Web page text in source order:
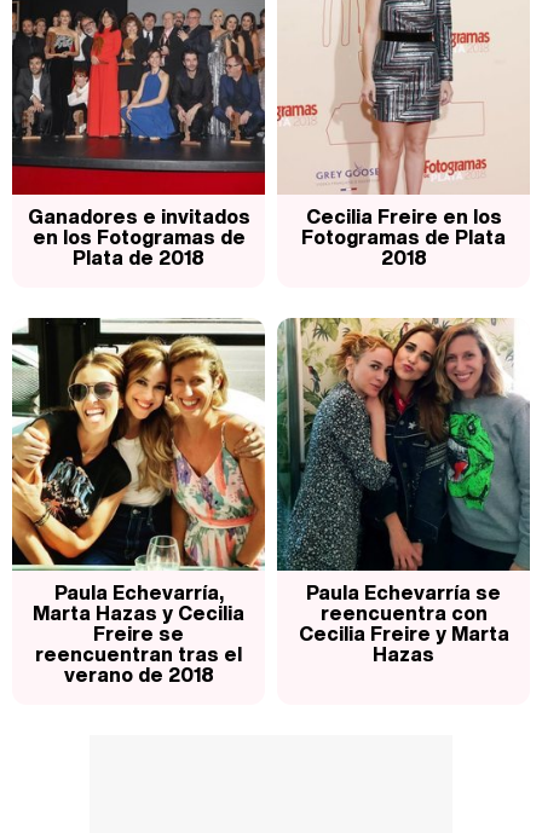
Ganadores e invitados
en los Fotogramas de
Plata de 2018
Cecilia Freire en los
Fotogramas de Plata
2018
Paula Echevarría,
Marta Hazas y Cecilia
Freire se
reencuentran tras el
verano de 2018
Paula Echevarría se
reencuentra con
Cecilia Freire y Marta
Hazas